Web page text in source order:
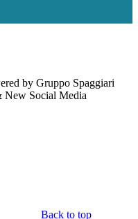
by Gruppo Spaggiari
New Social Media
Back to top